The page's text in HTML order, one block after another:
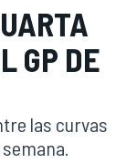
GP DE
las curvas